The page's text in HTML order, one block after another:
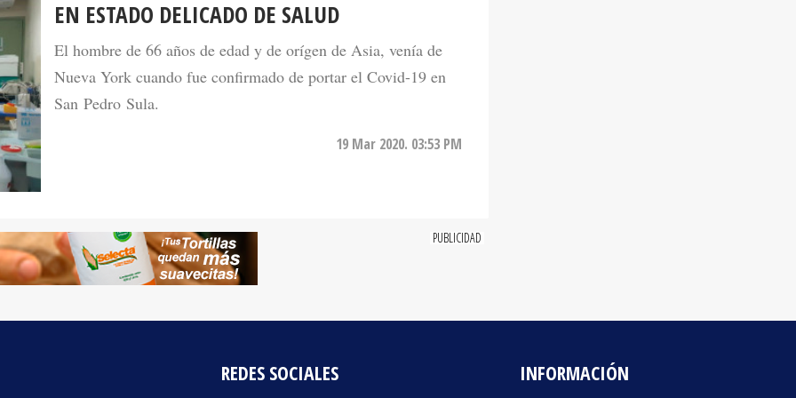
El hombre de 66 años de edad y de orígen de Asia, venía de
Nueva York cuando fue confirmado de portar el Covid-19 en
San Pedro Sula.
REDES SOCIALES INFORMACIÓN